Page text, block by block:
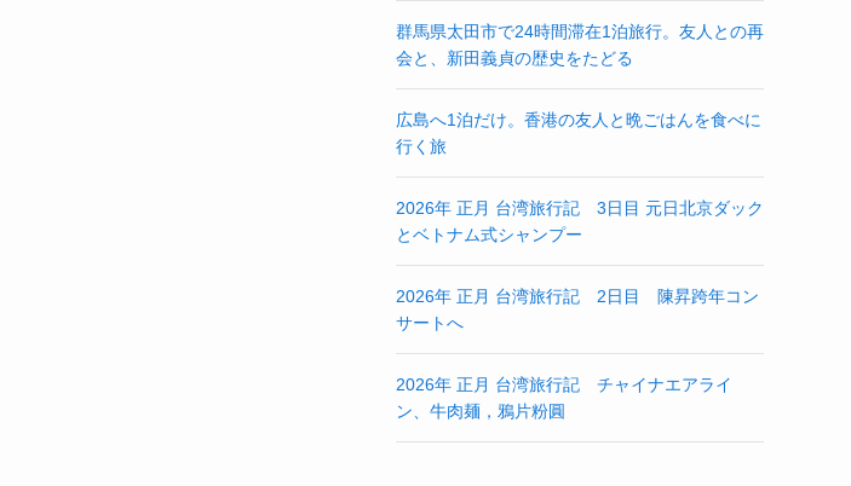
群馬県太田市で24時間滞在1泊旅行。友人との再
会と、新田義貞の歴史をたどる
広島へ1泊だけ。香港の友人と晩ごはんを食べに
行く旅
2026年 正月 台湾旅行記 3日目 元日北京ダック
とベトナム式シャンプー
2026年 正月 台湾旅行記 2日目 陳昇跨年コン
サートへ
2026年 正月 台湾旅行記 チャイナエアライ
ン、牛肉麺，鴉片粉圓